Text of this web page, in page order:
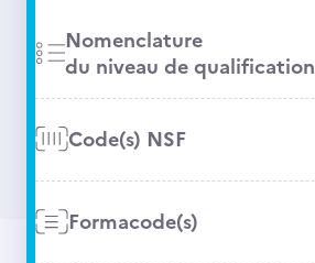
Nomenclature
du niveau de qualification
Code(s) NSF
Formacode(s)